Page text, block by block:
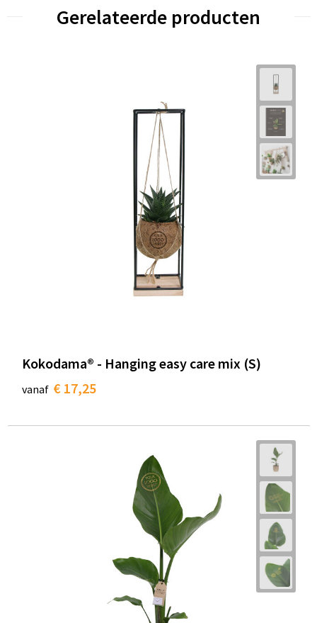
Gerelateerde producten
Kokodama® - Hanging easy care mix (S)
vanaf € 17,25